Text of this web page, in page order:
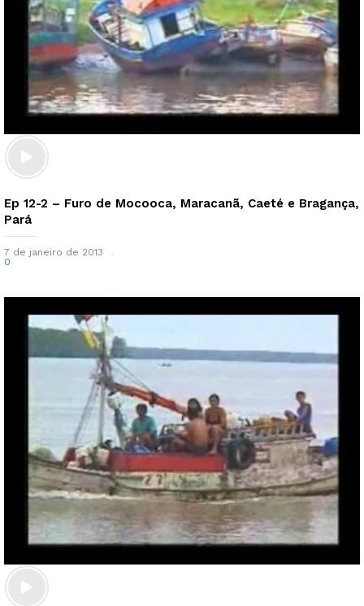
Ep 12-2 – Furo de Mocooca, Maracanã, Caeté e Bragança,
Pará
7 de janeiro de 2013
0